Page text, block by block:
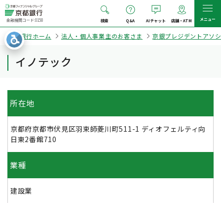
金融機関コード:0158 検索 Q&A AIチャット 店舗・ATM メニュー
京都銀行ホーム 法人・個人事業主のお客さま 京銀プレジデントアソ
イノテック
所在地
京都府京都市伏見区羽束師菱川町511-1 ディオフェルティ向
日東2番館710
業種
建設業